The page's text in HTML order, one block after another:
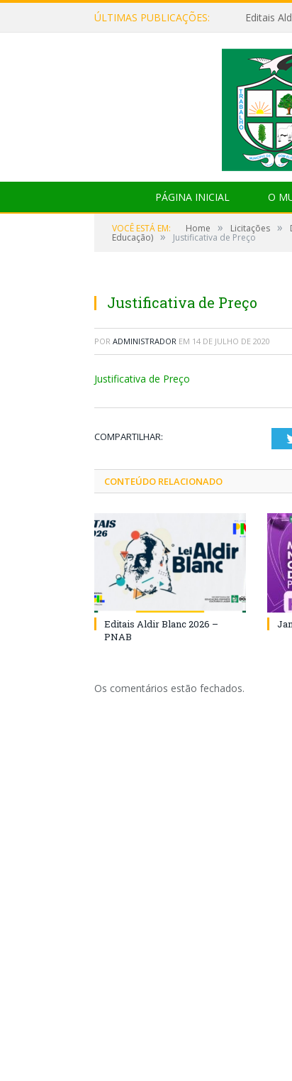
ÚLTIMAS PUBLICAÇÕES: Editais
PÁGINA INICIAL O
VOCÊ ESTÁ EM: Home » Licitações »
Educação) » Justificativa de Preço
Justificativa de Preço
POR ADMINISTRADOR EM 14 DE JULHO DE 2020
Justificativa de Preço
COMPARTILHAR:
CONTEÚDO RELACIONADO
Editais Aldir Blanc 2026 –
PNAB
Os comentários estão fechados.